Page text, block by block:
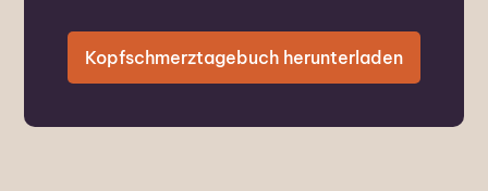
Kopfschmerztagebuch herunterladen